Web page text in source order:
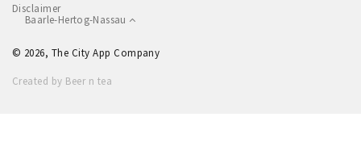
Disclaimer
Baarle-Hertog-Nassau
© 2026, The City App Company
Created by Beer n tea